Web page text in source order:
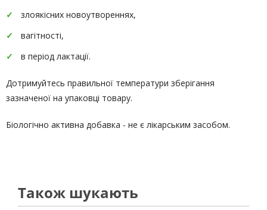
злоякісних новоутвореннях,
вагітності,
в період лактації.
Дотримуйтесь правильної температури зберігання
зазначеної на упаковці товару.
Біологічно активна добавка - не є лікарським засобом.
Також шукають